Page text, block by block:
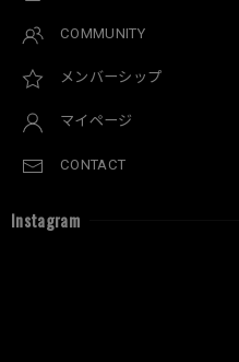
COMMUNITY
メンバーシップ
マイページ
CONTACT
Instagram